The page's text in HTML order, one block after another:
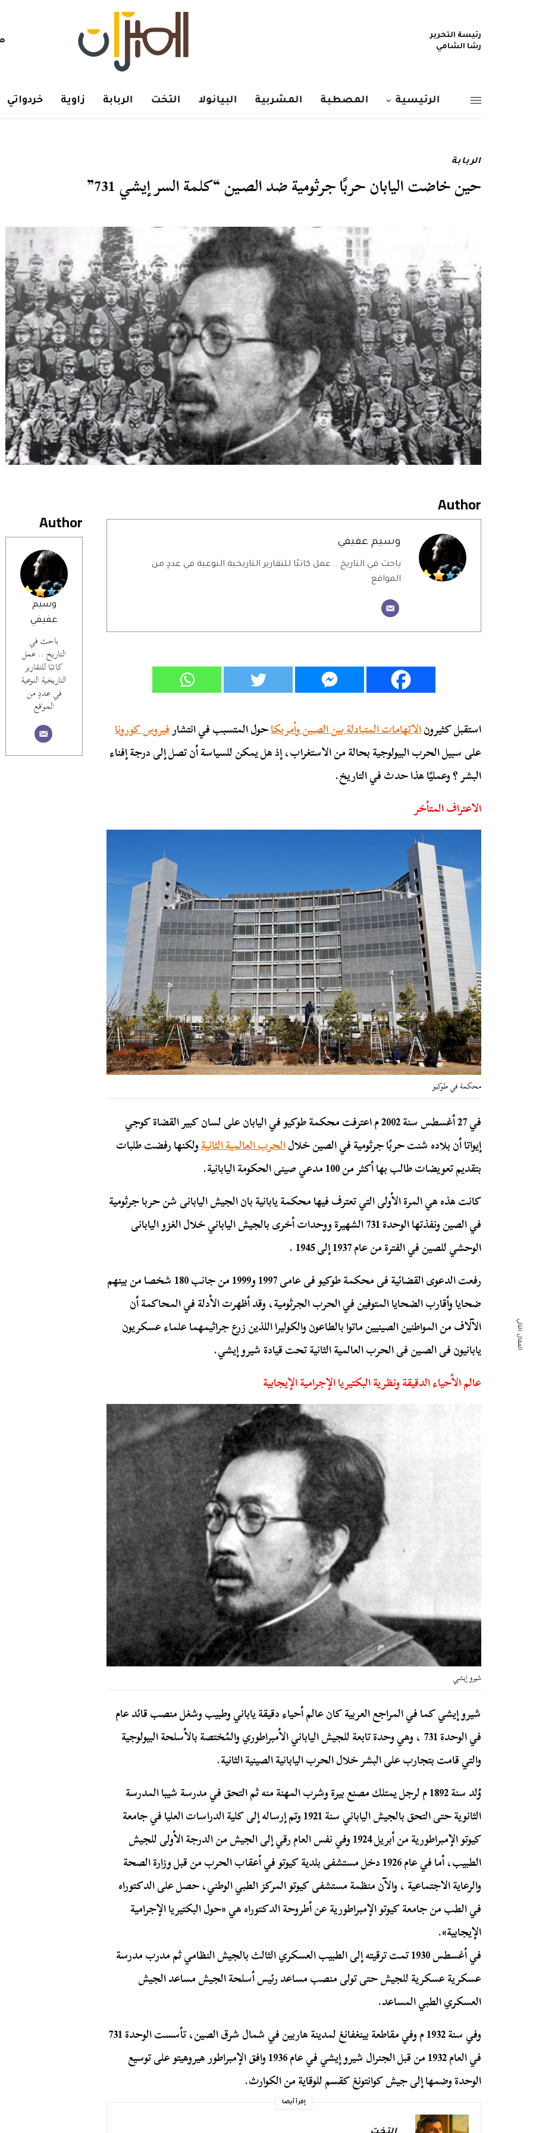
رئيسة التحرير
رشا الشامي
الرئيسية المصطبة المشربية البيانولا التخت الربابة زاوية خردواتي
الربابة
حين خاضت اليابان حربًا جرثومية ضد الصـين “كلمة السر إيشي 731”
Author
وسيم
عفيفي
باحث في
التاريخ .. عمل
كاتبًا للتقارير
التاريخية النوعية
في عددٍ من
المواقع
Author
وسيم عفيفي
باحث في التاريخ .. عمل كاتبًا للتقارير التاريخية النوعية في عددٍ من
المواقع
استقبل كثيرونالاتهامات المتبادلة بين الصـين وأمريكاحول المتسبب في انتشارفيروس كورونا
على سبيل الحرب البيولوجية بحالة من الاستغراب، إذ هل يمكن للسياسة أن تصل إلى درجة إفناء
البشر ؟ وعمليًا هذا حدث في التاريخ.
الاعتراف المتأخر
محكمة في طوكيو
في 27 أغسطس سنة 2002 م اعترفت محكمة طوكيو في اليابان على لسان كبير القضاة كوجي
إيواتا أن بلاده شنت حربًا جرثومية في الصين خلالالحرب العالمية الثانيةولكنها رفضت طلبات
بتقديم تعويضات طالب بها أكثر من 100 مدعي صينى الحكومة اليابانية.
كانت هذه هي المرة الأولى التي تعترف فيها محكمة يابانية بان الجيش اليابانى شن حربا جرثومية
في الصين ونفذتها الوحدة 731 الشهيرة ووحدات أخرى بالجيش الياباني خلال الغزو اليابانى
الوحشي للصين في الفترة من عام 1937 إلى 1945 .
رفعت الدعوى القضائية فى محكمة طوكيو فى عامى 1997 و1999 من جانب 180 شخصا من بينهم
ضحايا وأقارب الضحايا المتوفين في الحرب الجرثومية، وقد أظهرت الأدلة في المحاكمة أن
الآلاف من المواطنين الصينيين ماتوا بالطاعون والكوليرا اللذين زرع جراثيمهما علماء عسكريون
يابانيون فى الصـين فى الحرب العالمية الثانية تحت قيادة شيرو إيشي.
عالم الأحياء الدقيقة ونظرية البكتيريا الإجرامية الإيجابية
شيرو إيشي
شيرو إيشي كما في المراجع العربية كان عالم أحياء دقيقة ياباني وطبيب وشغل منصب قائد عام
في الوحدة 731 ، وهي وحدة تابعة للجيش الياباني الأمبراطوري والمُختصة بالأسلحة البيولوجية
والتي قامت بتجارب على البشر خلال الحرب اليابانية الصينية الثانية.
وُلد سنة 1892 م لرجل يمتلك مصنع بيرة وشرب المهنة منه ثم التحق في مدرسة شيبا المدرسة
الثانوية حتى التحق بالجيش الياباني سنة 1921 وتم إرساله إلى كلية الدراسات العليا في جامعة
كيوتو الإمبراطورية من أبريل 1924 وفي نفس العام رقي إلى الجيش من الدرجة الأولى للجيش
الطبيب، أما في عام 1926 دخل مستشفى بلدية كيوتو في أعقاب الحرب من قبل وزارة الصحة
والرعاية الاجتماعية ، والآن منظمة مستشفى كيوتو المركز الطبي الوطني، حصل على الدكتوراه
في الطب من جامعة كيوتو الإمبراطورية عن أطروحة الدكتوراه هي «حول البكتيريا الإجرامية
الإيجابية».
في أغسطس 1930 تمت ترقيته إلى الطبيب العسكري الثالث بالجيش النظامي ثم مدرب مدرسة
عسكرية عسكرية للجيش حتى تولى منصب مساعد رئيس أسلحة الجيش مساعد الجيش
العسكري الطبي المساعد.
وفي سنة 1932 م وفي مقاطعة بينغفانغ لمدينة هاربين في شمال شرق الصين، تأسست الوحدة 731
في العام 1932 من قبل الجنرال شيرو إيشي في عام 1936 وافق الإمبراطور هيروهيتو على توسيع
الوحدة وضمها إلى جيش كوانتونغ كقسم للوقاية من الكوارث.
إقرأ أيضا
المقال التالي